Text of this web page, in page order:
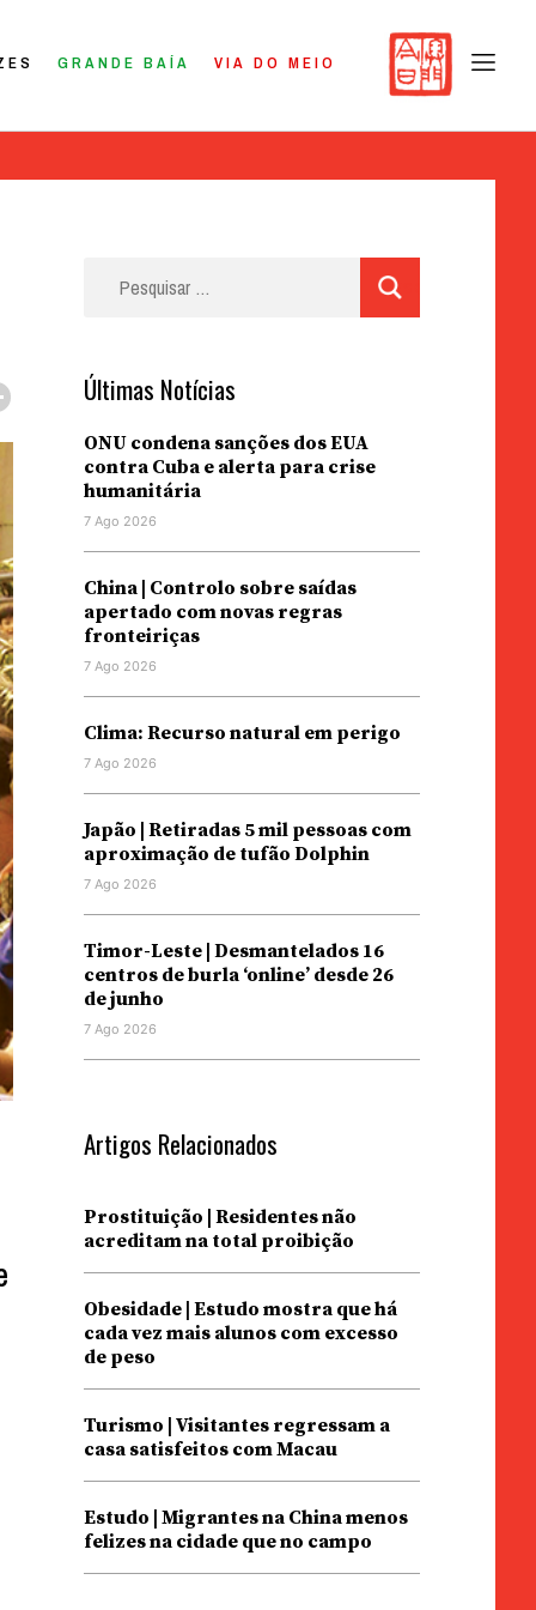
GRANDE BAÍA VIA DO MEIO
Últimas Notícias
ONU condena sanções dos EUA
contra Cuba e alerta para crise
humanitária
7 Ago 2026
China | Controlo sobre saídas
apertado com novas regras
fronteiriças
7 Ago 2026
Clima: Recurso natural em perigo
7 Ago 2026
Japão | Retiradas 5 mil pessoas com
aproximação de tufão Dolphin
7 Ago 2026
Timor-Leste | Desmantelados 16
centros de burla ‘online’ desde 26
de junho
7 Ago 2026
Artigos Relacionados
Prostituição | Residentes não
acreditam na total proibição
Obesidade | Estudo mostra que há
cada vez mais alunos com excesso
de peso
Turismo | Visitantes regressam a
casa satisfeitos com Macau
Estudo | Migrantes na China menos
felizes na cidade que no campo